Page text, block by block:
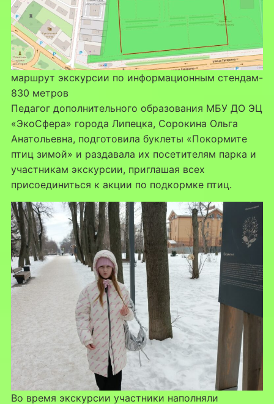
маршрут экскурсии по информационным стендам-
830 метров
Педагог дополнительного образования МБУ ДО ЭЦ
«ЭкоСфера» города Липецка, Сорокина Ольга
Анатольевна, подготовила буклеты «Покормите
птиц зимой» и раздавала их посетителям парка и
участникам экскурсии, приглашая всех
присоединиться к акции по подкормке птиц.
Во время экскурсии участники наполняли